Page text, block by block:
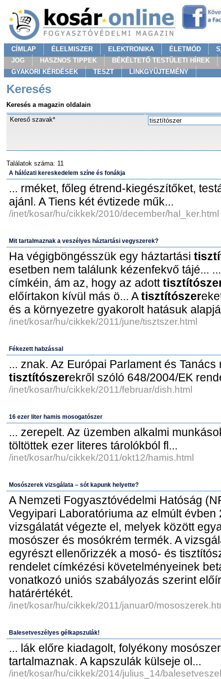
CÍMLAP ÉLELMISZER ELEKTRONIKA ÉLETMÓD
JOG
HASZNOS TIPPEK
BÉKÉLTETŐ TESTÜLETI HÍREK
GYAKORI KÉRDÉSEK
TESZT LINKGYÜJTEMÉNY
Keresés
Keresés a magazin oldalain
Kereső szavak*
Találatok száma: 11
A hálózati kereskedelem színe és fonákja
... rméket, főleg étrend-kiegészítőket,
ajánl. A Tiens két évtizede műk...
/inet/kosar/hu/cikkek/2010/december/hal_ker.html
Mit tartalmaznak a veszélyes háztartási vegyszerek?
Ha végigböngésszük egy háztartási
esetben nem találunk kézenfekvő tájé...
címkéin, ám az, hogy az adott
előírtakon kívül más ö... Atisztítószer
és a környezetre gyakorolt hatásuk
/inet/kosar/hu/cikkek/2011/june/tisztszer.html
Fékezett habzással
... znak. Az Európai Parlament és Tanács
tisztítószerekről szóló 648/2004/EK
/inet/kosar/hu/cikkek/2011/februar/dish.html
16 ezer liter hamis mosogatószer
... zerepelt. Az üzemben alkalmi
töltöttek ezer literes tárolókból fl...
/inet/kosar/hu/cikkek/2011/okt12/hamis.html
Mosószerek vizsgálata – sót kapunk helyette?
A Nemzeti Fogyasztóvédelmi Hatóság
Vegyipari Laboratóriuma az elmúlt évben
vizsgálatát végezte el, melyek között
mosószer és mosókrém termék. A
egyrészt ellenőrizzék a mosó- és
rendelet címkézési követelményeinek
vonatkozó uniós szabályozás szerint
határértékét.
/inet/kosar/hu/cikkek/2011/januar0/
Balesetveszélyes gélkapszulák!
... lák előre kiadagolt, folyékony
tartalmaznak. A kapszulák külseje ol...
/inet/kosar/hu/cikkek/2014/julius_14/